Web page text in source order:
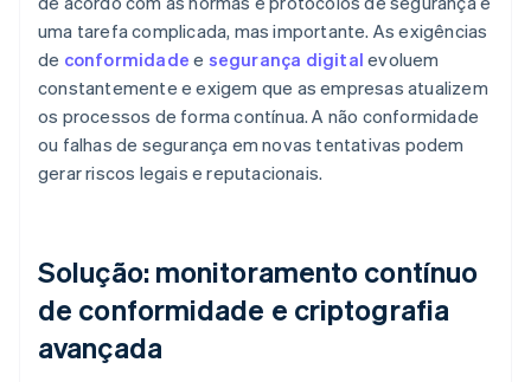
uma tarefa complicada, mas importante. As exigências
de conformidade e segurança digital evoluem
constantemente e exigem que as empresas atualizem
os processos de forma contínua. A não conformidade
ou falhas de segurança em novas tentativas podem
gerar riscos legais e reputacionais.
Solução: monitoramento contínuo
de conformidade e criptografia
avançada